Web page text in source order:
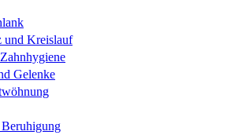
und Kreislauf
Gelenke